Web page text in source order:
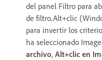
del panel Filtro para
de filtro.Alt+clic
para invertir los
ha seleccionado
archivo, Alt+clic en